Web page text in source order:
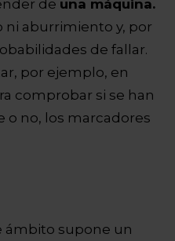
de una máquina.
ni aburrimiento y, por
de fallar.
por ejemplo, en
comprobar si se han
no, los marcadores
ámbito supone un